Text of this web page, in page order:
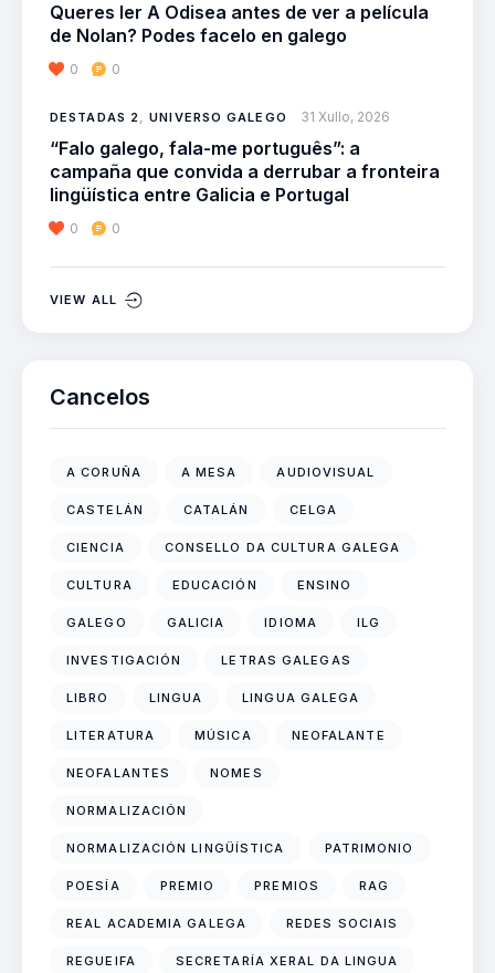
Queres ler A Odisea antes de ver a película
de Nolan? Podes facelo en galego
0 0
DESTADAS 2,UNIVERSO GALEGO 31 Xullo, 2026
“Falo galego, fala-me português”: a
campaña que convida a derrubar a fronteira
lingüística entre Galicia e Portugal
0 0
VIEW ALL
Cancelos
A CORUÑA A MESA AUDIOVISUAL
CASTELÁN CATALÁN CELGA
CIENCIA CONSELLO DA CULTURA GALEGA
CULTURA EDUCACIÓN ENSINO
GALEGO GALICIA IDIOMA ILG
INVESTIGACIÓN LETRAS GALEGAS
LIBRO LINGUA LINGUA GALEGA
LITERATURA MÚSICA NEOFALANTE
NEOFALANTES NOMES
NORMALIZACIÓN
NORMALIZACIÓN LINGÜÍSTICA PATRIMONIO
POESÍA PREMIO PREMIOS RAG
REAL ACADEMIA GALEGA REDES SOCIAIS
REGUEIFA SECRETARÍA XERAL DA LINGUA